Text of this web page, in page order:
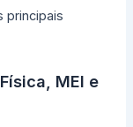
principais
MEI e